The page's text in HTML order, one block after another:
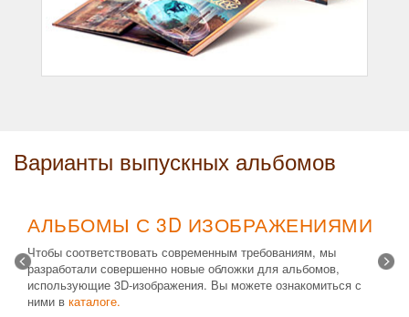
Варианты выпускных альбомов
АЛЬБОМЫ С 3D ИЗОБРАЖЕНИЯМИ
Чтобы соответствовать современным требованиям, мы
разработали совершенно новые обложки для альбомов,
использующие 3D-изображения. Вы можете ознакомиться с
ними в каталоге.